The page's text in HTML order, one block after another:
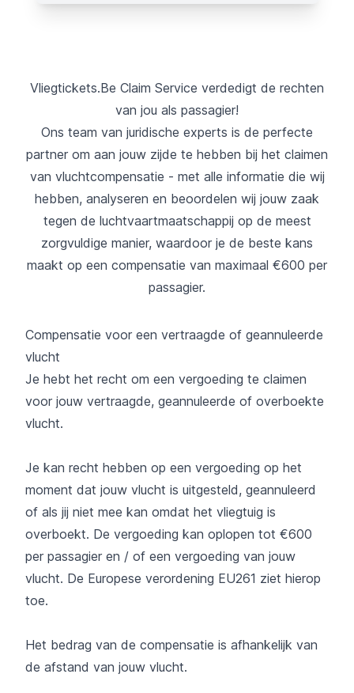
Vliegtickets.Be Claim Service verdedigt de rechten
van jou als passagier!
Ons team van juridische experts is de perfecte
partner om aan jouw zijde te hebben bij het claimen
van vluchtcompensatie - met alle informatie die wij
hebben, analyseren en beoordelen wij jouw zaak
tegen de luchtvaartmaatschappij op de meest
zorgvuldige manier, waardoor je de beste kans
maakt op een compensatie van maximaal €600 per
passagier.
Compensatie voor een vertraagde of geannuleerde
vlucht
Je hebt het recht om een ​​vergoeding te claimen
voor jouw vertraagde, geannuleerde of overboekte
vlucht.
Je kan recht hebben op een vergoeding op het
moment dat jouw vlucht is uitgesteld, geannuleerd
of als jij niet mee kan omdat het vliegtuig is
overboekt. De vergoeding kan oplopen tot €600
per passagier en / of een vergoeding van jouw
vlucht. De Europese verordening EU261 ziet hierop
toe.
Het bedrag van de compensatie is afhankelijk van
de afstand van jouw vlucht.